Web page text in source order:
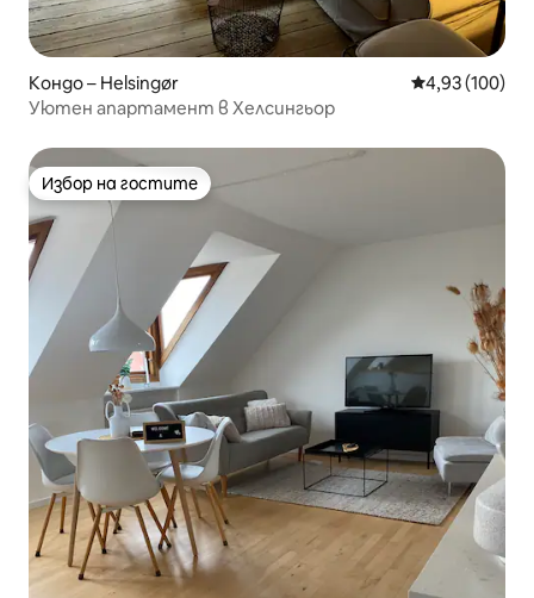
Кондо – Helsingør Средна
4,93 (100)
Уютен апартамент в Хелсингьор
Избор на гостите
Избор на гостите